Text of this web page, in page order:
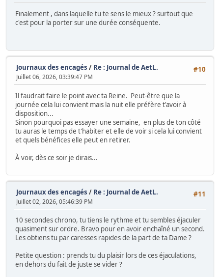
Finalement , dans laquelle tu te sens le mieux ? surtout que
c'est pour la porter sur une durée conséquente.
#10
Journaux des encagés / Re : Journal de AetL.
Juillet 06, 2026, 03:39:47 PM
Il faudrait faire le point avec ta Reine. Peut-être que la
journée cela lui convient mais la nuit elle préfère t'avoir à
disposition...
Sinon pourquoi pas essayer une semaine, en plus de ton côté
tu auras le temps de t'habiter et elle de voir si cela lui convient
et quels bénéfices elle peut en retirer.
À voir, dès ce soir je dirais...
#11
Journaux des encagés / Re : Journal de AetL.
Juillet 02, 2026, 05:46:39 PM
10 secondes chrono, tu tiens le rythme et tu sembles éjaculer
quasiment sur ordre. Bravo pour en avoir enchaîné un second.
Les obtiens tu par caresses rapides de la part de ta Dame ?
Petite question : prends tu du plaisir lors de ces éjaculations,
en dehors du fait de juste se vider ?